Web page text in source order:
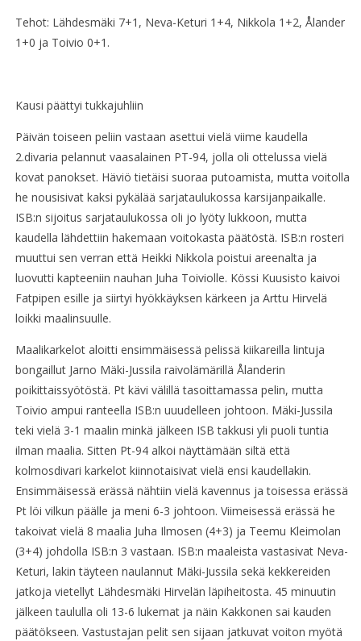
Tehot: Lähdesmäki 7+1, Neva-Keturi 1+4, Nikkola 1+2, Ålander
1+0 ja Toivio 0+1.
Kausi päättyi tukkajuhliin
Päivän toiseen peliin vastaan asettui vielä viime kaudella
2.divaria pelannut vaasalainen PT-94, jolla oli ottelussa vielä
kovat panokset. Häviö tietäisi suoraa putoamista, mutta voitolla
he nousisivat kaksi pykälää sarjataulukossa karsijanpaikalle.
ISB:n sijoitus sarjataulukossa oli jo lyöty lukkoon, mutta
kaudella lähdettiin hakemaan voitokasta päätöstä. ISB:n rosteri
muuttui sen verran että Heikki Nikkola poistui areenalta ja
luovutti kapteeniin nauhan Juha Toiviolle. Kössi Kuusisto kaivoi
Fatpipen esille ja siirtyi hyökkäyksen kärkeen ja Arttu Hirvelä
loikki maalinsuulle.
Maalikarkelot aloitti ensimmäisessä pelissä kiikareilla lintuja
bongaillut Jarno Mäki-Jussila raivolämärillä Ålanderin
poikittaissyötöstä. Pt kävi välillä tasoittamassa pelin, mutta
Toivio ampui ranteella ISB:n uuudelleen johtoon. Mäki-Jussila
teki vielä 3-1 maalin minkä jälkeen ISB takkusi yli puoli tuntia
ilman maalia. Sitten Pt-94 alkoi näyttämään siltä että
kolmosdivari karkelot kiinnotaisivat vielä ensi kaudellakin.
Ensimmäisessä erässä nähtiin vielä kavennus ja toisessa erässä
Pt löi vilkun päälle ja meni 6-3 johtoon. Viimeisessä erässä he
takoivat vielä 8 maalia Juha Ilmosen (4+3) ja Teemu Kleimolan
(3+4) johdolla ISB:n 3 vastaan. ISB:n maaleista vastasivat Neva-
Keturi, lakin täyteen naulannut Mäki-Jussila sekä kekkereiden
jatkoja vietellyt Lähdesmäki Hirvelän läpiheitosta. 45 minuutin
jälkeen taululla oli 13-6 lukemat ja näin Kakkonen sai kauden
päätökseen. Vastustajan pelit sen sijaan jatkuvat voiton myötä